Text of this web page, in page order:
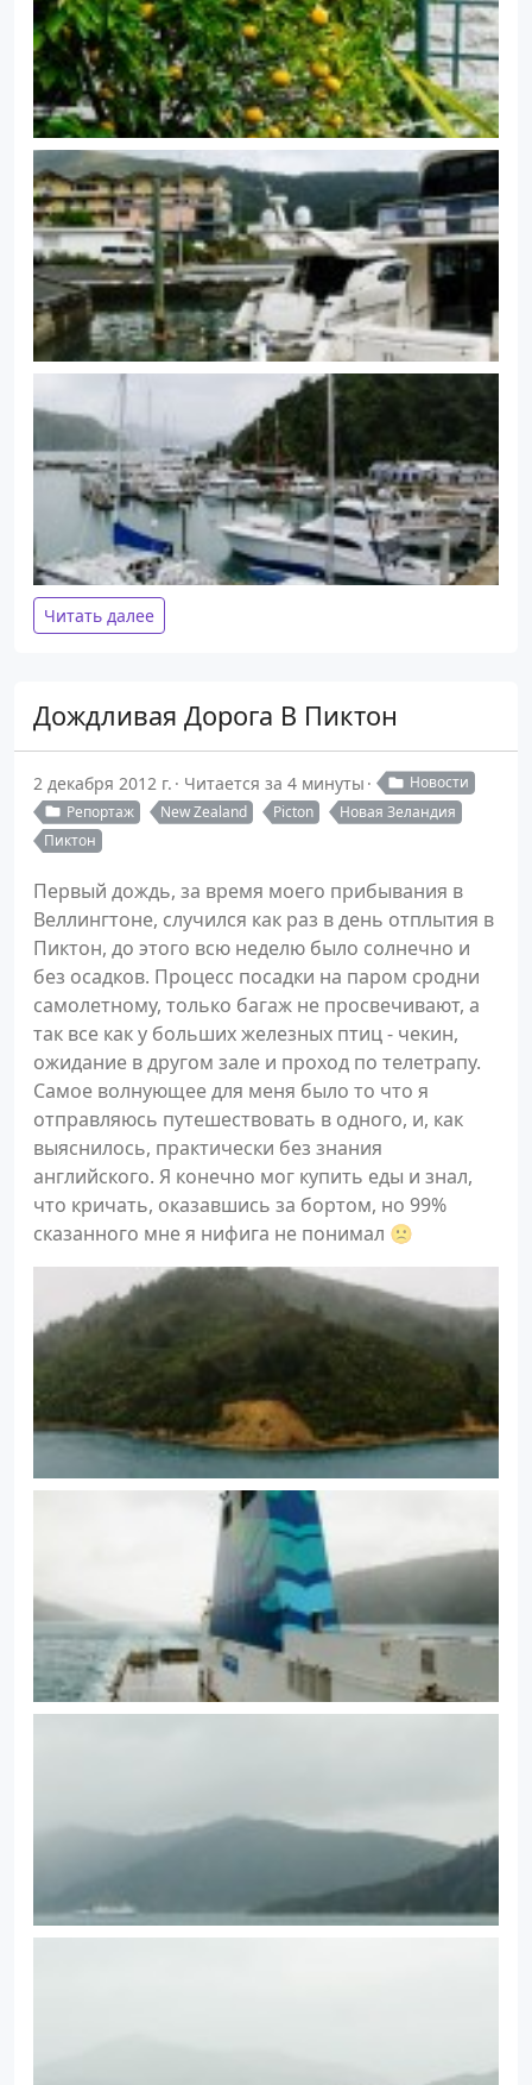
Читать далее
Дождливая Дорога В Пиктон
2 декабря 2012 г. Читается за 4 минуты
Новости
Репортаж
New Zealand Picton
Новая Зеландия
Пиктон
Первый дождь, за время моего прибывания в
Веллингтоне, случился как раз в день отплытия в
Пиктон, до этого всю неделю было солнечно и
без осадков. Процесс посадки на паром сродни
самолетному, только багаж не просвечивают, а
так все как у больших железных птиц - чекин,
ожидание в другом зале и проход по телетрапу.
Самое волнующее для меня было то что я
отправляюсь путешествовать в одного, и, как
выяснилось, практически без знания
английского. Я конечно мог купить еды и знал,
что кричать, оказавшись за бортом, но 99%
сказанного мне я нифига не понимал 🙁